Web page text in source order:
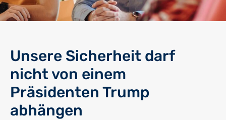
Unsere Sicherheit darf
nicht von einem
Präsidenten Trump
abhängen